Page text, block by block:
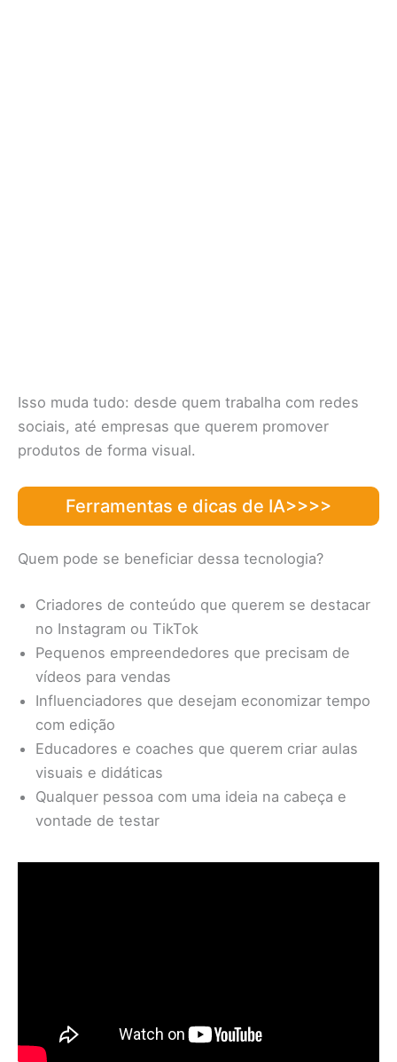
Isso muda tudo: desde quem trabalha com redes
sociais, até empresas que querem promover
produtos de forma visual.
Ferramentas e dicas de IA>>>>
Quem pode se beneficiar dessa tecnologia?
Criadores de conteúdo que querem se destacar
no Instagram ou TikTok
Pequenos empreendedores que precisam de
vídeos para vendas
Influenciadores que desejam economizar tempo
com edição
Educadores e coaches que querem criar aulas
visuais e didáticas
Qualquer pessoa com uma ideia na cabeça e
vontade de testar